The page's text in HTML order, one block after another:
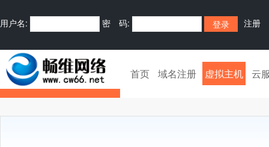
用户名: 密 码: 注册
首页 域名注册 虚拟主机 云